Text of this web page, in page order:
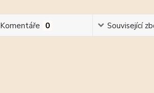
Komentáře 0 Související